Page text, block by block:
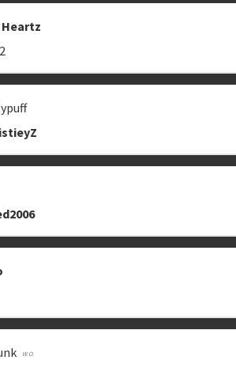
Melhor de 3 (BO3)
Estrutura das chaves
Ranking aplicado
Heartz